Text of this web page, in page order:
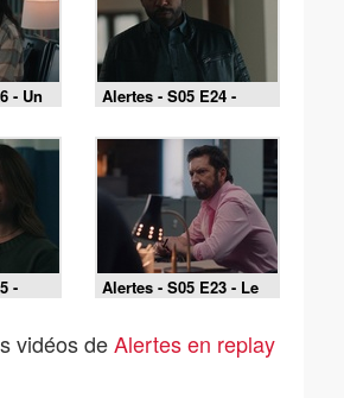
- Un Alertes - S05 E24 -
Jeter un oeil
- Alertes - S05 E23 - Le
deuxième bébé
vidéos deAlertes en replay